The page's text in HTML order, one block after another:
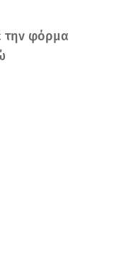
την φόρμα